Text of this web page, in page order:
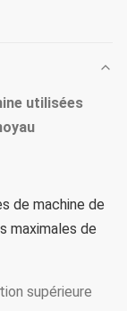
utilisées
de machine de
maximales de
supérieure